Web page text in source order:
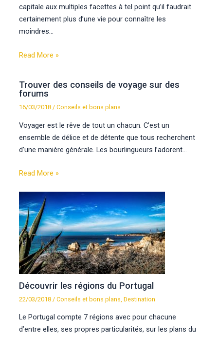
capitale aux multiples facettes à tel point qu’il faudrait
certainement plus d’une vie pour connaître les
moindres…
Read More »
Trouver des conseils de voyage sur des
forums
16/03/2018/Conseils et bons plans
Voyager est le rêve de tout un chacun. C’est un
ensemble de délice et de détente que tous recherchent
d’une manière générale. Les bourlingueurs l’adorent…
Read More »
Découvrir les régions du Portugal
22/03/2018 /Conseils et bons plans ,Destination
Le Portugal compte 7 régions avec pour chacune
d’entre elles, ses propres particularités, sur les plans du